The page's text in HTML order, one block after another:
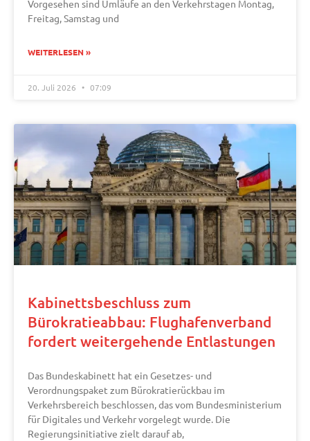
Vorgesehen sind Umläufe an den Verkehrstagen Montag,
Freitag, Samstag und
WEITERLESEN »
20. Juli 2026 07:09
Kabinettsbeschluss zum
Bürokratieabbau: Flughafenverband
fordert weitergehende Entlastungen
Das Bundeskabinett hat ein Gesetzes- und
Verordnungspaket zum Bürokratierückbau im
Verkehrsbereich beschlossen, das vom Bundesministerium
für Digitales und Verkehr vorgelegt wurde. Die
Regierungsinitiative zielt darauf ab,